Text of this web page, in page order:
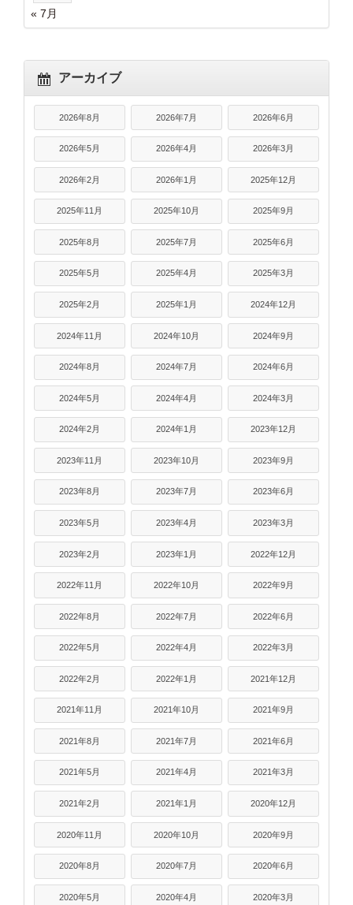
« 7月
アーカイブ
2026年8月 2026年7月 2026年6月
2026年5月 2026年4月 2026年3月
2026年2月 2026年1月 2025年12月
2025年11月 2025年10月 2025年9月
2025年8月 2025年7月 2025年6月
2025年5月 2025年4月 2025年3月
2025年2月 2025年1月 2024年12月
2024年11月 2024年10月 2024年9月
2024年8月 2024年7月 2024年6月
2024年5月 2024年4月 2024年3月
2024年2月 2024年1月 2023年12月
2023年11月 2023年10月 2023年9月
2023年8月 2023年7月 2023年6月
2023年5月 2023年4月 2023年3月
2023年2月 2023年1月 2022年12月
2022年11月 2022年10月 2022年9月
2022年8月 2022年7月 2022年6月
2022年5月 2022年4月 2022年3月
2022年2月 2022年1月 2021年12月
2021年11月 2021年10月 2021年9月
2021年8月 2021年7月 2021年6月
2021年5月 2021年4月 2021年3月
2021年2月 2021年1月 2020年12月
2020年11月 2020年10月 2020年9月
2020年8月 2020年7月 2020年6月
2020年5月 2020年4月 2020年3月